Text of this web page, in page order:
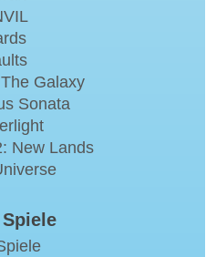
Galaxy
Sonata
New Lands